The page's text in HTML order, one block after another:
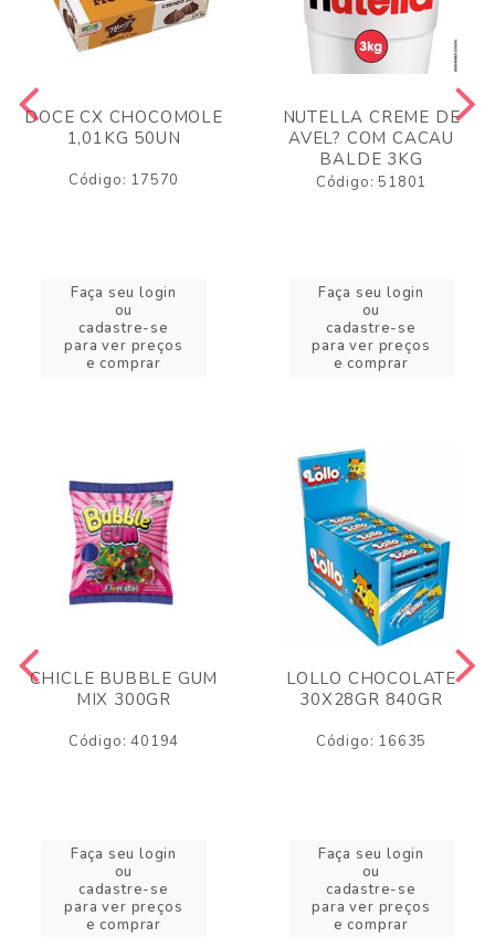
DOCE CX CHOCOMOLE
1,01KG 50UN
Código: 17570
Faça seu login
ou
cadastre-se
para ver preços
e comprar
NUTELLA CREME DE
AVEL? COM CACAU
BALDE 3KG
Código: 51801
Faça seu login
ou
cadastre-se
para ver preços
e comprar
CHICLE BUBBLE GUM
MIX 300GR
Código: 40194
Faça seu login
ou
cadastre-se
para ver preços
e comprar
LOLLO CHOCOLATE
30X28GR 840GR
Código: 16635
Faça seu login
ou
cadastre-se
para ver preços
e comprar